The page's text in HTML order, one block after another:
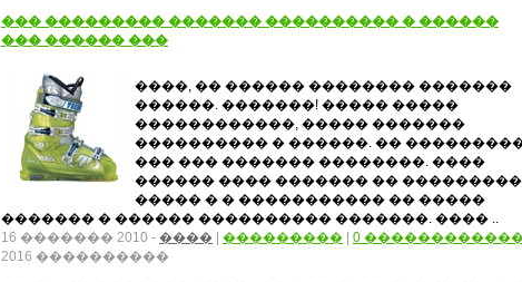
��� ��������� ������� ���������� � ������
��� ������ ���
����, �� ������ �������� �������
������. �������! ����� �����
������������, ����� �������
���������� � ������. ��
��� ��� ������� ��������. ����
������ ���� ������� �� ���������
����� � � ����������� �� �����
������� � ������ ���������� �������. ���� ..
16 ������� 2010 - ���� ��������� 0
2016 ����������